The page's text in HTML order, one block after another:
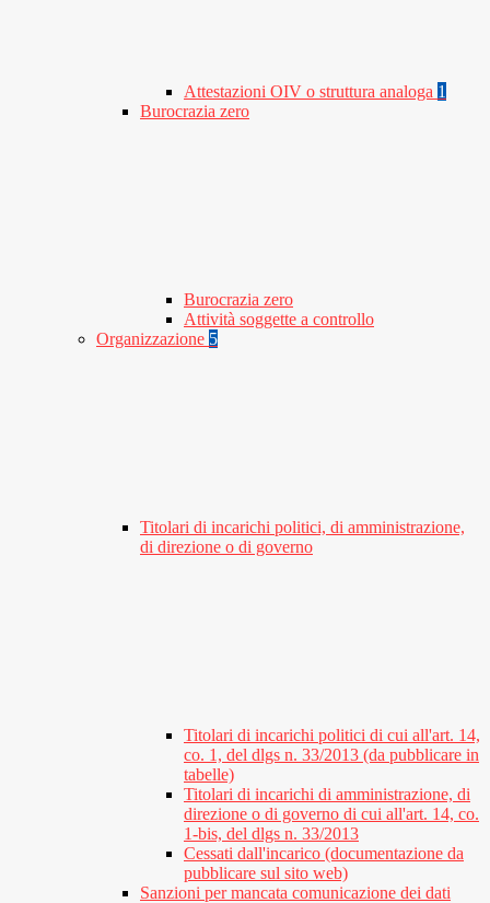
Attestazioni OIV o struttura analoga 1
Burocrazia zero
Burocrazia zero
Attività soggette a controllo
Organizzazione 5
Titolari di incarichi politici, di amministrazione,
di direzione o di governo
Titolari di incarichi politici di cui all'art. 14,
co. 1, del dlgs n. 33/2013 (da pubblicare in
tabelle)
Titolari di incarichi di amministrazione, di
direzione o di governo di cui all'art. 14, co.
1-bis, del dlgs n. 33/2013
Cessati dall'incarico (documentazione da
pubblicare sul sito web)
Sanzioni per mancata comunicazione dei dati